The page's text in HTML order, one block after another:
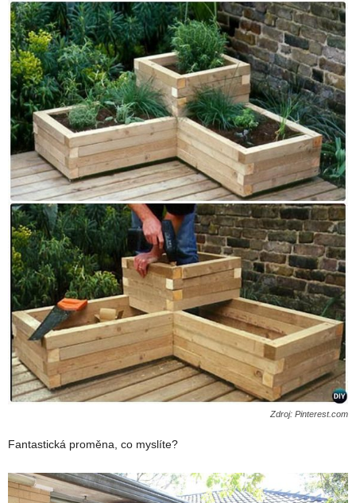
Zdroj: Pinterest.com
Fantastická proměna, co myslíte?